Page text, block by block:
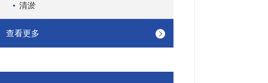
清淤
查看更多